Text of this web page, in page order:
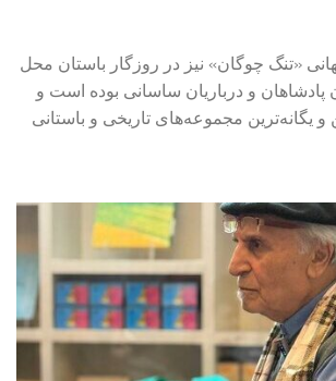
«تنگ چوگان» نیز در روزگار باستان محل
پادشاهان و درباریان ساسانی بوده است و
و یگانه‌ترین مجموعه‌های تاریخی و باستانی